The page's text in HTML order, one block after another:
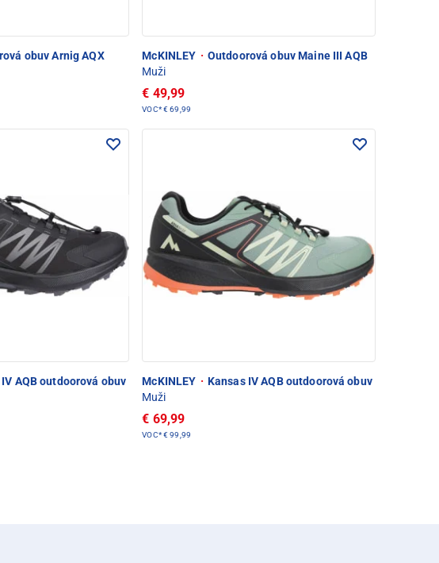
obuv Arnig AQX
McKINLEY · Outdoorová obuv Maine III AQB
Muži
€ 49,99
VOC*€ 69,99
AQB outdoorová obuv
McKINLEY · Kansas IV AQB outdoorová obuv
Muži
€ 69,99
VOC*€ 99,99